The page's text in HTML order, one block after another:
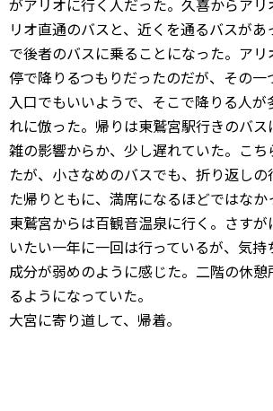
がアリオに行く人だった。久喜からア
リオ直通のバスと、近くを通るバスがあ
で後者のバスに乗ることになった。ア
停で降りるつもりだったのだが、その一
入口でもいいようで、そこで降りる人が
れに倣った。帰りは東鷲宮駅行きのバ
雑の影響からか、少し遅れていた。こち
たが、小さなめのバスでも、折り返しの
た帰りともに、満席になるほどではなか
東鷲宮からは百観音温泉に行く。さすが
いたい一年に一回は行っているが、気持
成分が弱めのように感じた。二階の休
るようになっていた。
大宮に寄り道して、帰着。